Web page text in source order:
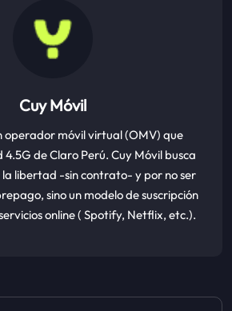
Cuy Móvil
operador móvil virtual (OMV) que
de Claro Perú. Cuy Móvil busca
libertad -sin contrato- y por no ser
sino un modelo de suscripción
online ( Spotify, Netflix, etc.).